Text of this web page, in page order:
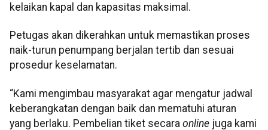
kelaikan kapal dan kapasitas maksimal.
Petugas akan dikerahkan untuk memastikan proses
naik-turun penumpang berjalan tertib dan sesuai
prosedur keselamatan.
“Kami mengimbau masyarakat agar mengatur jadwal
keberangkatan dengan baik dan mematuhi aturan
yang berlaku. Pembelian tiket secara online juga kami